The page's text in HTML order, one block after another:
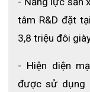
Giày bảo hộ ngành
để đáp ứng nhu
khăn như ngành
- Chống va đập:
tâm R&D đặt
3,8 triệu đôi
- Hiện diện
được sử dụng